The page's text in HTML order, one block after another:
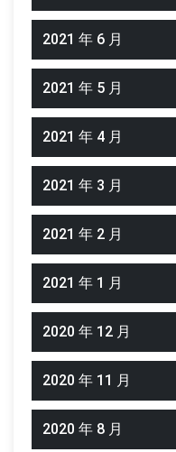
2021 年 6 月
2021 年 5 月
2021 年 4 月
2021 年 3 月
2021 年 2 月
2021 年 1 月
2020 年 12 月
2020 年 11 月
2020 年 8 月